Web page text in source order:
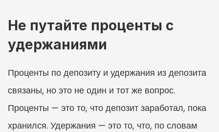
Не путайте проценты с
удержаниями
Проценты по депозиту и удержания из депозита
связаны, но это не один и тот же вопрос.
Проценты — это то, что депозит заработал, пока
хранился. Удержания — это то, что, по словам